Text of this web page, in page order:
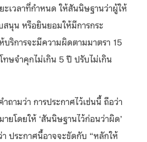
ะเวลาที่กำหนด ให้สันนิษฐานว่าผู้ให้
นุน หรือยินยอมให้มีการกระ
ริการจะมีความผิดตามมาตรา 15
ษจำคุกไม่เกิน 5 ปี ปรับไม่เกิน
ถามว่า การประกาศไว้เช่นนี้ ถือว่า
ยโดยให้ ‘สันนิษฐานไว้ก่อนว่าผิด’
า ประกาศนี้อาจจะขัดกับ “หลักให้